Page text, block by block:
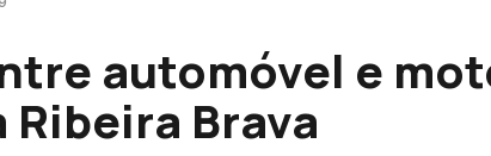
automóvel e
Brava